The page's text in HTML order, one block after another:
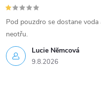
Lucie Nĕmcová
9.8.2026
Pod pouzdro se dostane
neotřu.